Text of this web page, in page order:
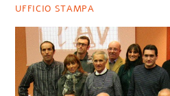
UFFICIO STAMPA